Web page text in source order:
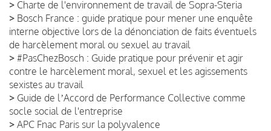
> Charte de l'environnement de travail de Sopra-Steria
> Bosch France : guide pratique pour mener une enquête
interne objective lors de la dénonciation de faits éventuels
de harcèlement moral ou sexuel au travail
> #PasChezBosch : Guide pratique pour prévenir et agir
contre le harcèlement moral, sexuel et les agissements
sexistes au travail
> Guide de lʼAccord de Performance Collective comme
socle social de l'entreprise
> APC Fnac Paris sur la polyvalence